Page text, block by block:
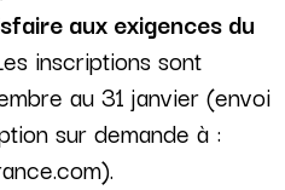
aux exigences du
inscriptions sont
au 31 janvier (envoi
sur demande à :